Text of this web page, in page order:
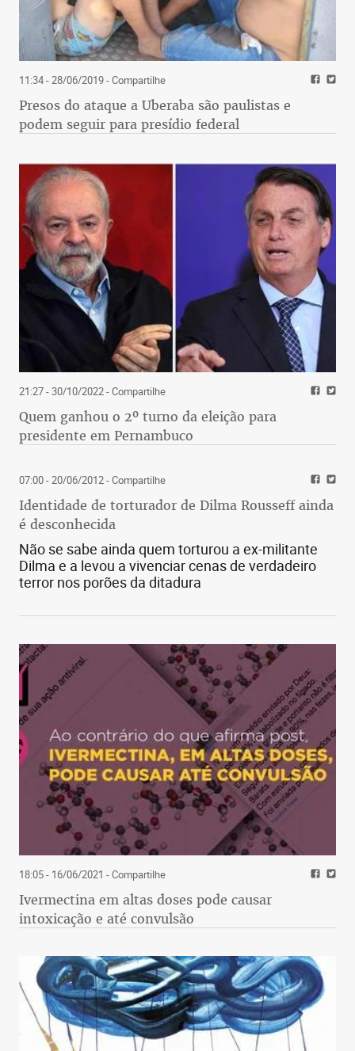
11:34 - 28/06/2019- Compartilhe
Presos do ataque a Uberaba são paulistas e
podem seguir para presídio federal
21:27 - 30/10/2022- Compartilhe
Quem ganhou o 2º turno da eleição para
presidente em Pernambuco
07:00 - 20/06/2012- Compartilhe
Identidade de torturador de Dilma Rousseff ainda
é desconhecida
Não se sabe ainda quem torturou a ex-militante
Dilma e a levou a vivenciar cenas de verdadeiro
terror nos porões da ditadura
18:05 - 16/06/2021 - Compartilhe
Ivermectina em altas doses pode causar
intoxicação e até convulsão